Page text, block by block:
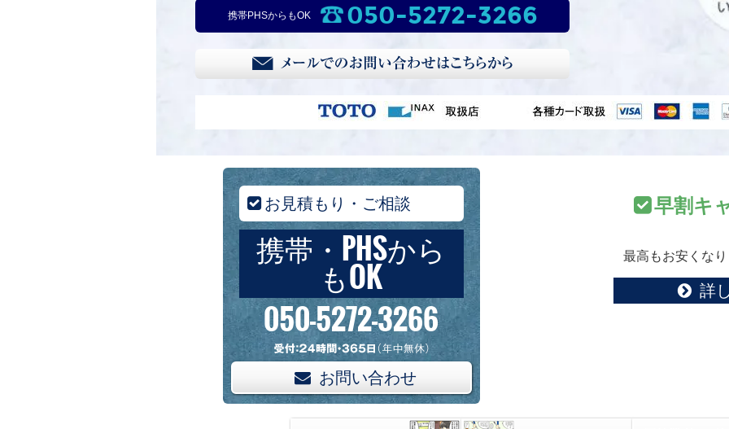
携帯PHSからもOK 050-5272-3266
お見積もり・ご相談
携帯・PHSから
もOK
050-5272-3266
お問い合わせ
早割キ
最高もお安くな
詳